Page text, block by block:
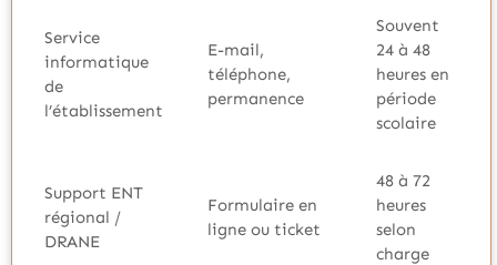
Service
informatique
de
l’établissement
E-mail,
téléphone,
permanence
Souvent
24 à 48
heures en
période
scolaire
Support ENT
régional /
DRANE
Formulaire en
ligne ou ticket
48 à 72
heures
selon
charge